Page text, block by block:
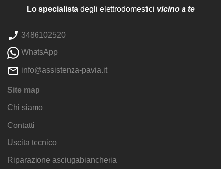
Lo specialistadegli elettrodomestici vicino a te
3486102520
WhatsApp
info@assistenza-pavia.it
Site map
Chi siamo
Contatti
Uscita tecnico
Riparazione asciugabiancheria